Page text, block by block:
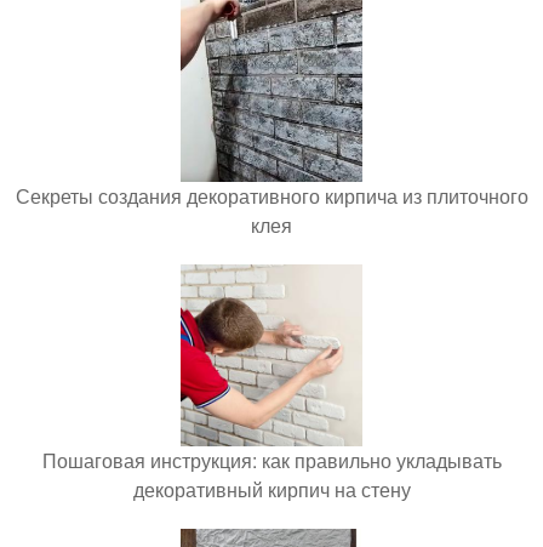
Секреты создания декоративного кирпича из плиточного
клея
Пошаговая инструкция: как правильно укладывать
декоративный кирпич на стену